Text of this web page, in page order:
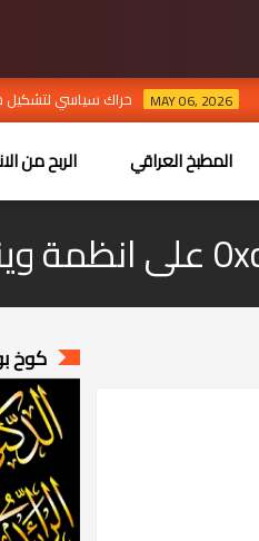
حراك سياسي لتشكيل حكومة الزيدي
المطبخ العراقي الربح من
كوخ